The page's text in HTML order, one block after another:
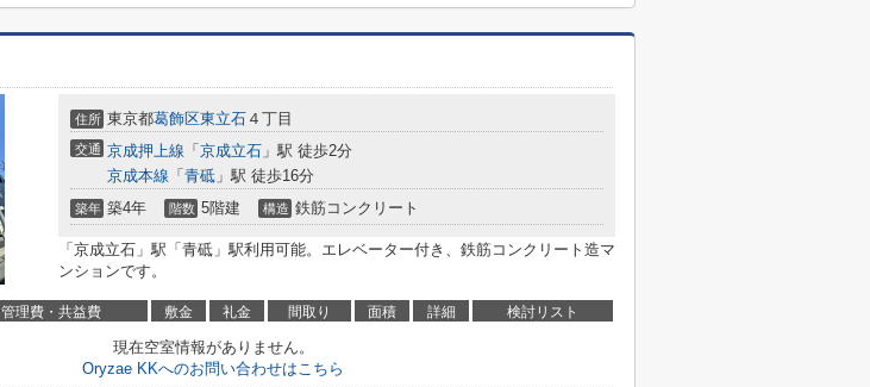
住所 東京都葛飾区東立石 ４丁目
交通 京成押上線 「 京成立石 」駅 徒歩2分
京成本線 「 青砥 」駅 徒歩16分
築年 築4年 階数 5階建 構造 鉄筋コンクリート
「京成立石」駅「青砥」駅利用可能。エレベーター付き、鉄筋コンクリート造マ
ンションです。
管理費・共益費 敷金 礼金 間取り 面積 詳細 検討リスト
現在空室情報がありません。
Oryzae KKへのお問い合わせはこちら